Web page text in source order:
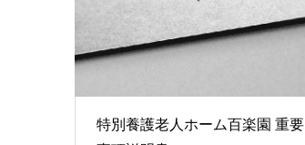
特別養護老人ホーム百楽園 重要